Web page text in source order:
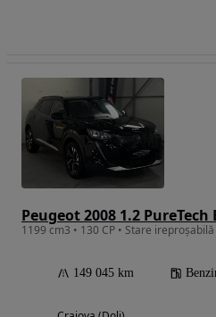
1199 cm3 • 130 CP • Stare
149 045 km